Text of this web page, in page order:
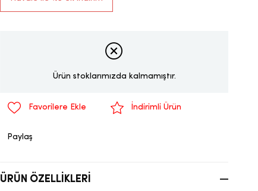
Ürün stoklarımızda kalmamıştır.
Favorilere Ekle İndirimli Ürün
Paylaş
ÜRÜN ÖZELLIKLERI